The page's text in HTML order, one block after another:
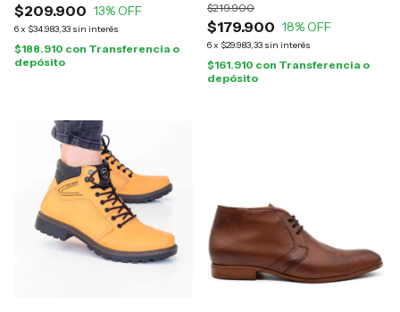
$209.900 13% OFF
6x $34.983,33 sin interés
$188.910 con Transferencia o
depósito
$179.900
$219.900
18% OFF
6x $29.983,33 sin interés
$161.910 con Transferencia o
depósito